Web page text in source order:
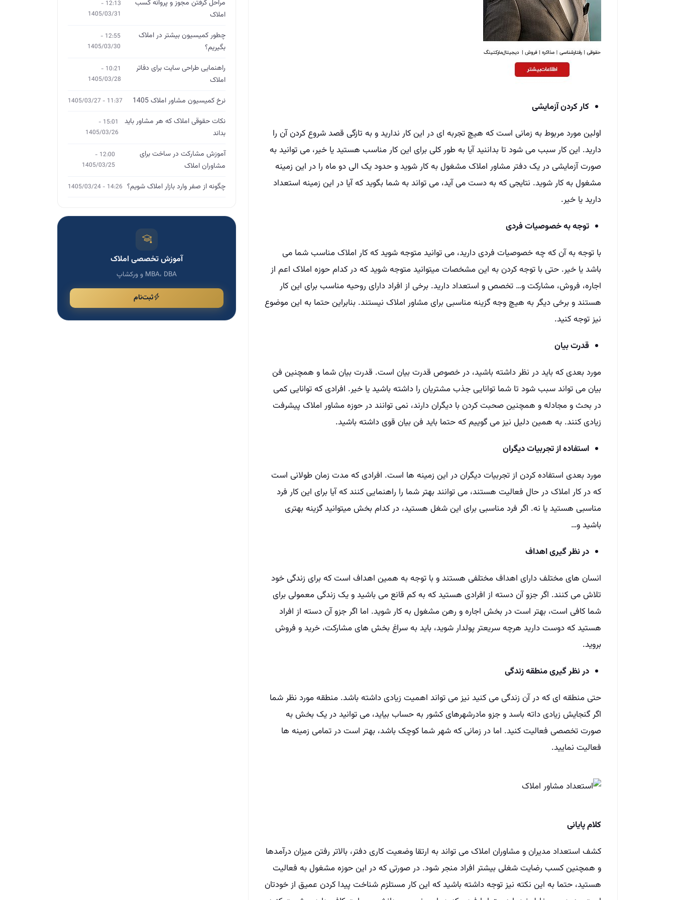
کار کردن آزمایشی
اولین مورد مربوط به زمانی است که هیچ تجربه ای در این کار ندارید و به تازگی قصد شروع کردن آن را
دارید. این کار سبب می شود تا بداننید آیا به طور کلی برای این کار مناسب هستید یا خیر، می توانید به
صورت آزمایشی در یک دفتر مشاور املاک مشغول به کار شوید و حدود یک الی دو ماه را در این زمینه
مشغول به کار شوید. نتایجی که به دست می آید، می تواند به شما بگوید که آیا در این زمینه استعداد
دارید یا خیر.
توجه به خصوصیات فردی
با توجه به آن که چه خصوصیات فردی دارید، می توانید متوجه شوید که کار املاک مناسب شما می
باشد یا خیر. حتی با توجه کردن به این مشخصات میتوانید متوجه شوید که در کدام حوزه املاک اعم از
اجاره، فروش، مشارکت و… تخصص و استعداد دارید. برخی از افراد دارای روحیه مناسب برای این کار
هستند و برخی دیگر به هیچ وجه گزینه مناسبی برای مشاور املاک نیستند. بنابراین حتما به این موضوع
نیز توجه کنید.
قدرت بیان
مورد بعدی که باید در نظر داشته باشید، در خصوص قدرت بیان است. قدرت بیان شما و همچنین فن
بیان می تواند سبب شود تا شما توانایی جذب مشتریان را داشته باشید یا خیر. افرادی که توانایی کمی
در بحث و مجادله و همچنین صحبت کردن با دیگران دارند، نمی توانند در حوزه مشاور املاک پیشرفت
زیادی کنند. به همین دلیل نیز می گوییم که حتما باید فن بیان قوی داشته باشید.
استفاده از تجربیات دیگران
مورد بعدی استفاده کردن از تجربیات دیگران در این زمینه ها است. افرادی که مدت زمان طولانی است
که در کار املاک در حال فعالیت هستند، می توانند بهتر شما را راهنمایی کنند که آیا برای این کار فرد
مناسبی هستید یا نه. اگر فرد مناسبی برای این شغل هستید، در کدام بخش میتوانید گزینه بهتری
باشید و…
در نظر گیری اهداف
انسان های مختلف دارای اهداف مختلفی هستند و با توجه به همین اهداف است که برای زندگی خود
تلاش می کنند. اگر جزو آن دسته از افرادی هستید که به کم قانع می باشید و یک زندگی معمولی برای
شما کافی است، بهتر است در بخش اجاره و رهن مشغول به کار شوید. اما اگر جزو آن دسته از افراد
هستید که دوست دارید هرچه سریعتر پولدار شوید، باید به سراغ بخش های مشارکت، خرید و فروش
بروید.
در نظر گیری منطقه زندگی
حتی منطقه ای که در آن زندگی می کنید نیز می تواند اهمیت زیادی داشته باشد. منطقه مورد نظر شما
اگر گنجایش زیادی داته باسد و جزو مادرشهرهای کشور به حساب بیاید، می توانید در یک بخش به
صورت تخصصی فعالیت کنید. اما در زمانی که شهر شما کوچک باشد، بهتر است در تمامی زمینه ها
فعالیت نمایید.
کلام پایانی
کشف استعداد مدیران و مشاوران املاک می تواند به ارتقا وضعیت کاری دفتر، بالاتر رفتن میزان درآمدها
و همچنین کسب رضایت شغلی بیشتر افراد منجر شود. در صورتی که در این حوزه مشغول به فعالیت
هستید، حتما به این نکته نیز توجه داشته باشید که این کار مستلزم شناخت پیدا کردن عمیق از خودتان
مراحل گرفتن مجوز و پروانه کسب
املاک
12:13 -
1405/03/31
چطور کمیسیون بیشتر در املاک
بگیریم؟
12:55 -
1405/03/30
راهنمایی طراحی سایت برای دفاتر
املاک
10:21 -
1405/03/28
نرخ کمیسیون مشاور املاک 1405 11:37 - 1405/03/27
نکات حقوقی املاک که هر مشاور باید
بداند
15:01 -
1405/03/26
آموزش مشارکت در ساخت برای
مشاوران املاک
12:00 -
1405/03/25
چگونه از صفر وارد بازار املاک شویم؟ 14:26 - 1405/03/24
آموزش تخصصی املاک
MBA، DBA و ورکشاپ
ثبت‌نام